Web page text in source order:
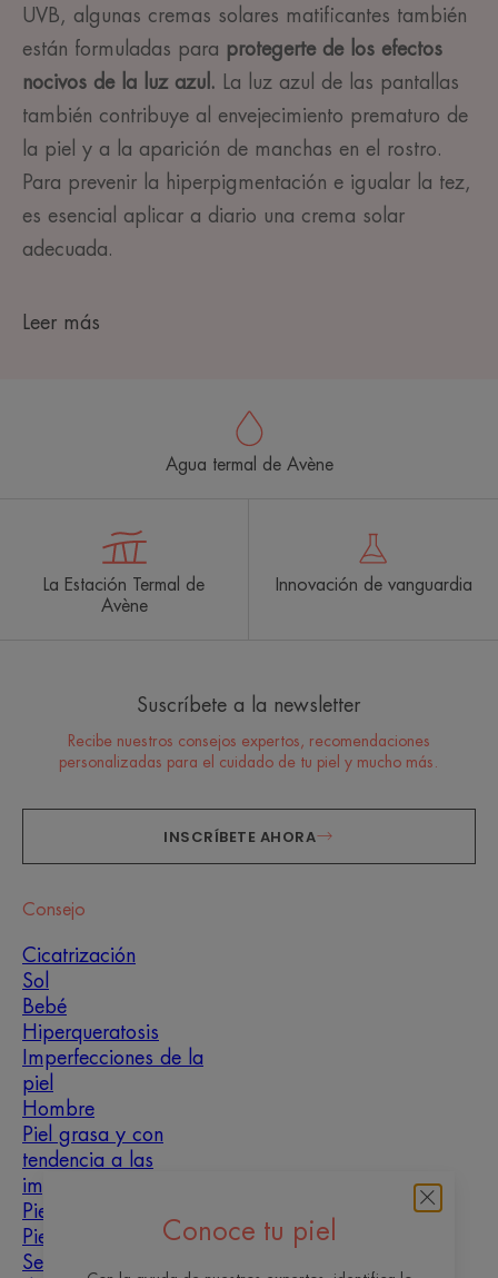
UVB, algunas cremas solares matificantes también
están formuladas para protegerte de los efectos
nocivos de la luz azul. La luz azul de las pantallas
también contribuye al envejecimiento prematuro de
la piel y a la aparición de manchas en el rostro.
Para prevenir la hiperpigmentación e igualar la tez,
es esencial aplicar a diario una crema solar
adecuada.
Leer más
Conoce tu piel
Agua termal de Avène
La Estación Termal de
Avène
Innovación de vanguardia
Suscríbete a la newsletter
Recibe nuestros consejos expertos, recomendaciones
personalizadas para el cuidado de tu piel y mucho más.
INSCRÍBETE AHORA
Consejo
Cicatrización
Sol
Bebé
Hiperqueratosis
Imperfecciones de la
piel
Hombre
Piel grasa y con
tendencia a las
imperfecciones
Piel mixta
Piel seca
Sequedad y